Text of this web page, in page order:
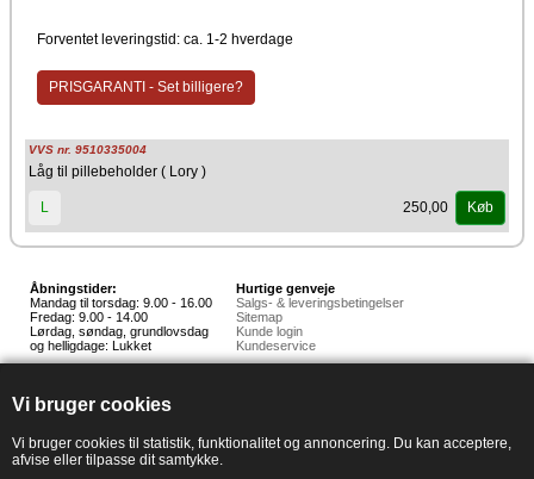
Vi bruger cookies
Vi bruger cookies til statistik, funktionalitet og annoncering. Du kan acceptere,
afvise eller tilpasse dit samtykke.
Forventet leveringstid: ca. 1-2 hverdage
PRISGARANTI - Set billigere?
VVS nr. 9510335004
Låg til pillebeholder ( Lory )
L 250,00 Køb
Åbningstider:
Mandag til torsdag: 9.00 - 16.00
Fredag: 9.00 - 14.00
Lørdag, søndag, grundlovsdag
og helligdage: Lukket
Hurtige genveje
Salgs- & leveringsbetingelser
Sitemap
Kunde login
Kundeservice
Hunnerupvej 3, 6920 Videbæk
E-mail:salg@hedestoker.dk
PA: